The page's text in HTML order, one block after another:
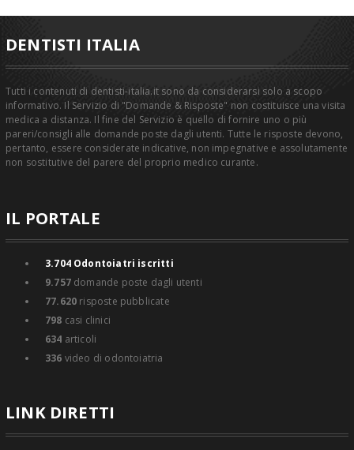
DENTISTI ITALIA
Tutti i contenuti di dentisti-italia.it sono da considerarsi solo a scopo
informativo. Il Servizio di "Domande & Risposte" non costituisce una visita
medica a distanza. Il fine del Servizio è quello di fornire uno o più
pareri/consigli alle domande poste dagli utenti. Tutte le risposte devono,
pertanto, essere considerate indicative, non impegnative e assolutamente
non sostitutive del parere del proprio medico curante.
IL PORTALE
3.704Odontoiatri iscritti
9.757domande poste dagli utenti
77.620 risposte pubblicate
798 casi clinici
634 articoli
336 video di odontoiatria
LINK DIRETTI